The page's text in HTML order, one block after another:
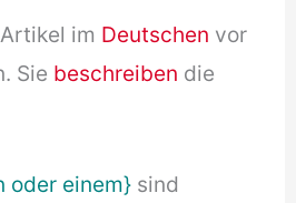
im Deutschen vor
Sie beschreiben die
oder einem} sind